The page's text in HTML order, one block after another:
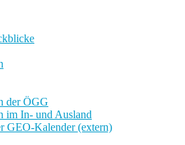
der ÖGG
im In- und Ausland
GEO-Kalender (extern)